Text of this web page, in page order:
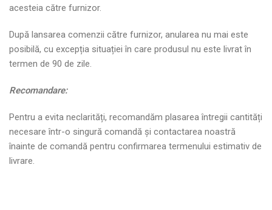
acesteia către furnizor.
După lansarea comenzii către furnizor, anularea nu mai este
posibilă, cu excepția situației în care produsul nu este livrat în
termen de 90 de zile.
Recomandare:
Pentru a evita neclarități, recomandăm plasarea întregii cantități
necesare într-o singură comandă și contactarea noastră
înainte de comandă pentru confirmarea termenului estimativ de
livrare.